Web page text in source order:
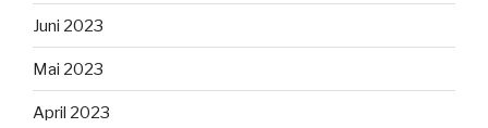
Juni 2023
Mai 2023
April 2023